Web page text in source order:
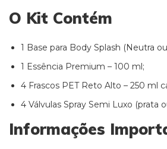
O Kit Contém
1 Base para Body Splash (Neutra
1 Essência Premium – 100 ml;
4 Frascos PET Reto Alto – 250 ml
4 Válvulas Spray Semi Luxo (prata
Informações